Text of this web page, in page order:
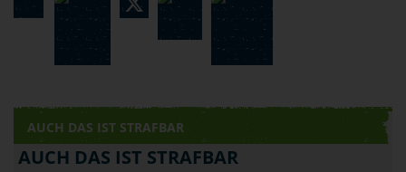
AUCH DAS IST STRAFBAR
AUCH DAS IST STRAFBAR